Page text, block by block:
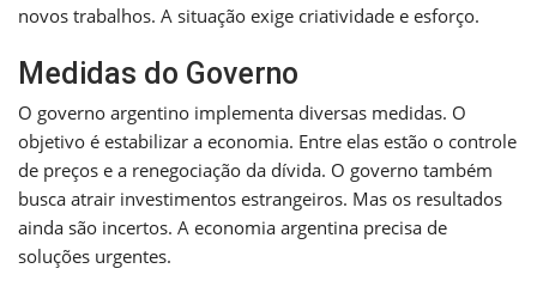
novos trabalhos. A situação exige criatividade e esforço.
Medidas do Governo
O governo argentino implementa diversas medidas. O
objetivo é estabilizar a economia. Entre elas estão o controle
de preços e a renegociação da dívida. O governo também
busca atrair investimentos estrangeiros. Mas os resultados
ainda são incertos. A economia argentina precisa de
soluções urgentes.